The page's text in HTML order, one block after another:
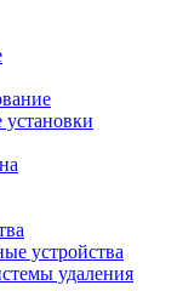
устройства
удаления